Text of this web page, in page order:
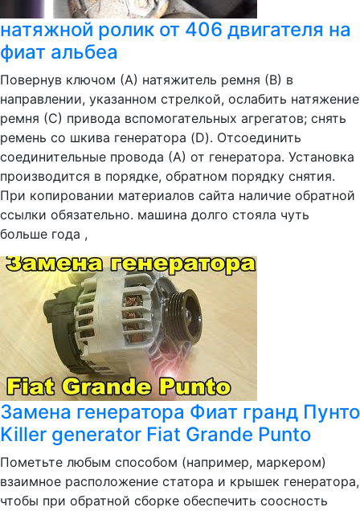
натяжной ролик от 406 двигателя на
фиат альбеа
Повернув ключом (А) натяжитель ремня (В) в
направлении, указанном стрелкой, ослабить натяжение
ремня (С) привода вспомогательных агрегатов; снять
ремень со шкива генератора (D). Отсоединить
соединительные провода (А) от генератора. Установка
производится в порядке, обратном порядку снятия.
При копировании материалов сайта наличие обратной
ссылки обязательно. машина долго стояла чуть
больше года ,
Замена генератора Фиат гранд Пунто
Killer generator Fiat Grande Punto
Пометьте любым способом (например, маркером)
взаимное расположение статора и крышек генератора,
чтобы при обратной сборке обеспечить соосность